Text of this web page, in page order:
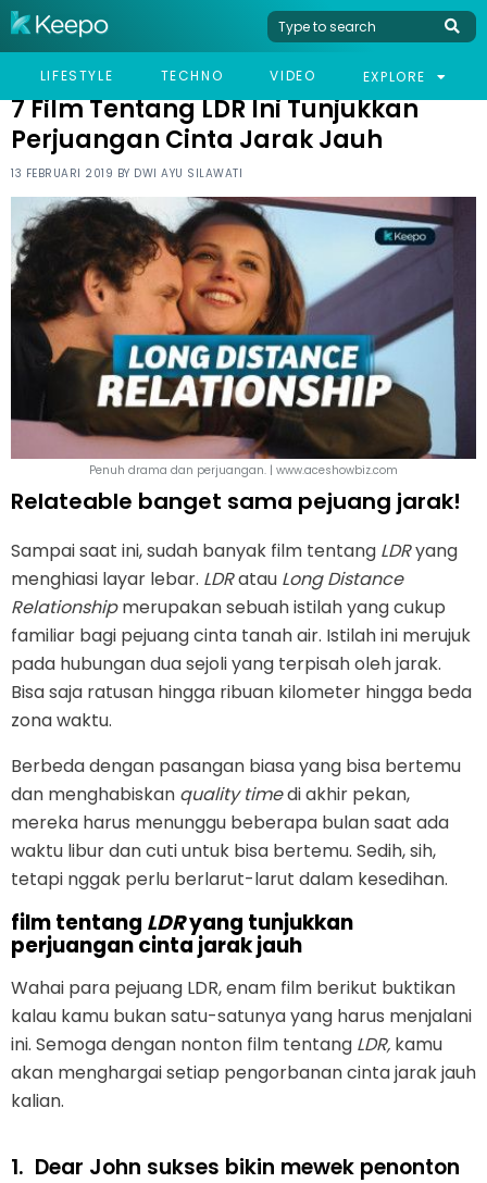
LIFESTYLE TECHNO VIDEO EXPLORE
HOME LIFESTYLE
7 FILM TENTANG LDR INI TUNJUKKAN PERJUANGAN CINTA
7 Film Tentang LDR Ini Tunjukkan
Perjuangan Cinta Jarak Jauh
13 FEBRUARI 2019 BY DWI AYU SILAWATI
Penuh drama dan perjuangan. | www.aceshowbiz.com
Relateable banget sama pejuang jarak!
Sampai saat ini, sudah banyak film tentang LDRyang
menghiasi layar lebar. LDRatau Long Distance
Relationshipmerupakan sebuah istilah yang cukup
familiar bagi pejuang cinta tanah air. Istilah ini merujuk
pada hubungan dua sejoli yang terpisah oleh jarak.
Bisa saja ratusan hingga ribuan kilometer hingga beda
zona waktu.
Berbeda dengan pasangan biasa yang bisa bertemu
dan menghabiskan quality timedi akhir pekan,
mereka harus menunggu beberapa bulan saat ada
waktu libur dan cuti untuk bisa bertemu. Sedih, sih,
tetapi nggak perlu berlarut-larut dalam kesedihan.
film tentang LDRyang tunjukkan
perjuangan cinta jarak jauh
Wahai para pejuang LDR, enam film berikut buktikan
kalau kamu bukan satu-satunya yang harus menjalani
ini. Semoga dengan nonton film tentang LDR, kamu
akan menghargai setiap pengorbanan cinta jarak jauh
kalian.
1. Dear John sukses bikin mewek penonton